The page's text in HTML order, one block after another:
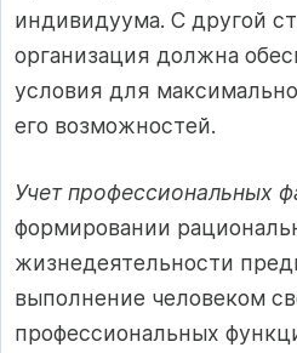
индивидуума. С другой
организация должна
условия для
его возможностей.
Учет профессиональных
формировании
жизнедеятельности
выполнение человеком
профессиональных